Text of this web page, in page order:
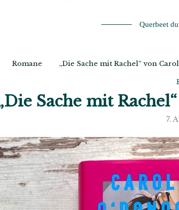
Querbeet
Romane „Die Sache mit Rachel“ von
Sache mit
7.